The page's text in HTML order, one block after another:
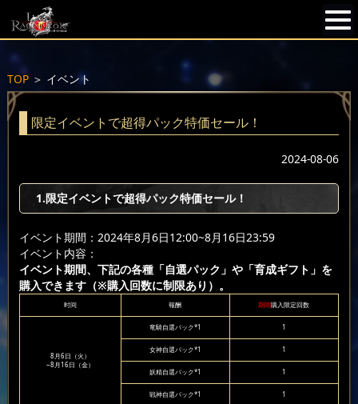
TOP＞ イベント
限定イベントで超得パック特価セール！
2024-08-06
1.限定イベントで超得パック特価セール！
イベント期間：2024年8月6日12:00~8月16日23:59
イベント内容：
イベント期間、下記の各種「自選パック」や「育成ギフト」を
購入できます（※購入回数に制限あり）。
时间 報酬 期間購入限定回数
8月6日（火）
~8月16日（金）
竜騎自選パック*1 1
女神自選パック*1 1
妖精自選パック*1 1
戦神自選パック*1 1